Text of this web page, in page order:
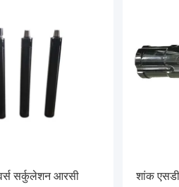
सर्कुलेशन आरसी
शांक